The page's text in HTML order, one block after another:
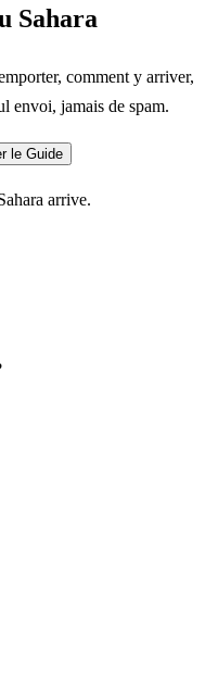
Sahara
comment y arriver,
envoi, jamais de spam.
le Guide
arrive.